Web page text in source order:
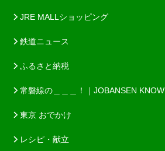
JRE MALLショッピング
鉄道ニュース
ふるさと納税
常磐線の＿＿＿！｜JOBANSEN KNOW
東京 おでかけ
レシピ・献立